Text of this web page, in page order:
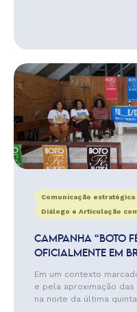
Comunicação estratégica
Diálogo e Articulação
CAMPANHA “BOTO
OFICIALMENTE EM
Em um contexto
e pela aproximação
na noite da última